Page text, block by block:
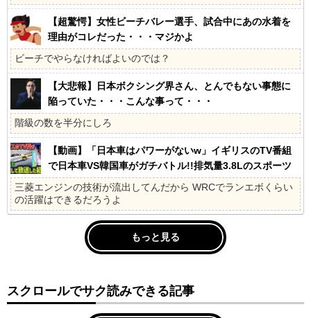
【超驚愕】女性ビーチバレー選手、試合中にあの水着を
理由がコレだった・・・マジかよ
ビーチでやらなければよいのでは？
【大悲報】日本ボクシング界さん、とんでもない事態に
陥っていた・・・こんな事って・・・
階級の数を半分にしろ
【動画】「日本車はパワーがないw」イギリスのTV番組
で日本車VS韓国車がガチバトル!!排気量3.8Lのスポーツ
カーが格下2Lと戦った結果・・・
三菱エンジンの技術が流出してんだから WRCでランエボくらい
の活躍はできるだろうよ
もっと見る
スクロールでサク読みできる記事